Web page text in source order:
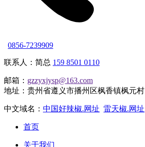
0856-7239909
联系人：简总 159 8501 0110
邮箱： gzzyxjysp@163.com
地址：贵州省遵义市播州区枫香镇枫元村
中文域名： 中国好辣椒.网址 雷天椒.网址
首页
关于我们